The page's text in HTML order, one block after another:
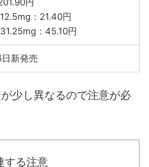
：21.40円
：45.10円
新発売
少し異なるので注意が必
する注意